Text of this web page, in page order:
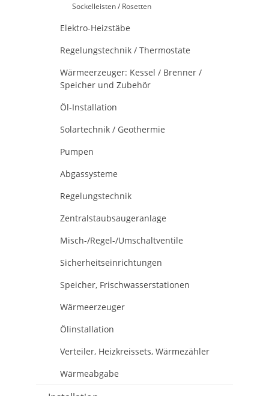
Sockelleisten / Rosetten
Elektro-Heizstäbe
Regelungstechnik / Thermostate
Wärmeerzeuger: Kessel / Brenner /
Speicher und Zubehör
Öl-Installation
Solartechnik / Geothermie
Pumpen
Abgassysteme
Regelungstechnik
Zentralstaubsaugeranlage
Misch-/Regel-/Umschaltventile
Sicherheitseinrichtungen
Speicher, Frischwasserstationen
Wärmeerzeuger
Ölinstallation
Verteiler, Heizkreissets, Wärmezähler
Wärmeabgabe